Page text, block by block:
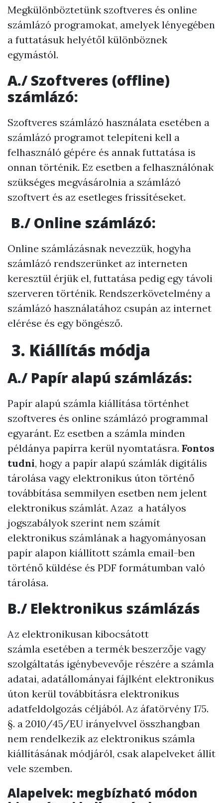
Megkülönböztetünk szoftveres és online
számlázó programokat, amelyek lényegében
a futtatásuk helyétől különböznek
egymástól.
A./ Szoftveres (offline)
számlázó:
Szoftveres számlázó használata esetében a
számlázó programot telepíteni kell a
felhasználó gépére és annak futtatása is
onnan történik. Ez esetben a felhasználónak
szükséges megvásárolnia a számlázó
szoftvert és az esetleges frissítéseket.
B./ Online számlázó:
Online számlázásnak nevezzük, hogyha
számlázó rendszerünket az interneten
keresztül érjük el, futtatása pedig egy távoli
szerveren történik. Rendszerkövetelmény a
számlázó használatához csupán az internet
elérése és egy böngésző.
3. Kiállítás módja
A./ Papír alapú számlázás:
Papír alapú számla kiállítása történhet
szoftveres és online számlázó programmal
egyaránt. Ez esetben a számla minden
példánya papírra kerül nyomtatásra. Fontos
tudni, hogy a papír alapú számlák digitális
tárolása vagy elektronikus úton történő
továbbítása semmilyen esetben nem jelent
elektronikus számlát. Azaz a hatályos
jogszabályok szerint nem számít
elektronikus számlának a hagyományosan
papír alapon kiállított számla email-ben
történő küldése és PDF formátumban való
tárolása.
B./ Elektronikus számlázás
Az elektronikusan kibocsátott
számla esetében a termék beszerzője vagy
szolgáltatás igénybevevője részére a számla
adatai, adatállományai fájlként elektronikus
úton kerül továbbításra elektronikus
adatfeldolgozás céljából. Az áfatörvény 175.
§. a 2010/45/EU irányelvvel összhangban
nem rendelkezik az elektronikus számla
kiállításának módjáról, csak alapelveket állít
vele szemben.
Alapelvek: megbízható módon